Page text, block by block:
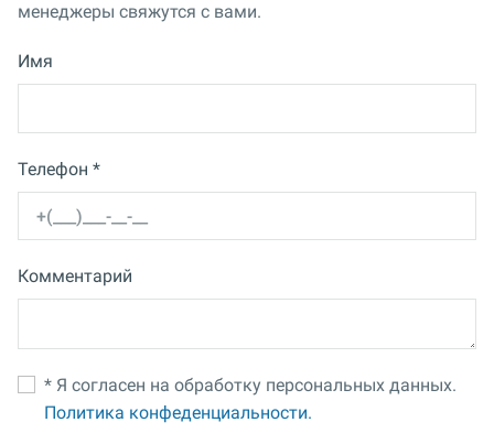
менеджеры свяжутся с вами.
Имя
Телефон *
Комментарий
* Я согласен на обработку персональных данных.
Политика конфеденциальности.